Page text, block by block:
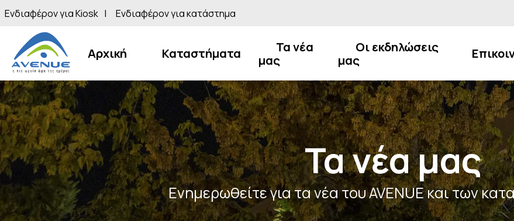
Ενδιαφέρον για Kiosk Ενδιαφέρον για κατάστημα
Αρχική Καταστήματα
Τα νέα
μας
Οι εκδηλώσεις
μας
Τα νέα μας
Ενημερωθείτε για τα νέα του AVENUE και των